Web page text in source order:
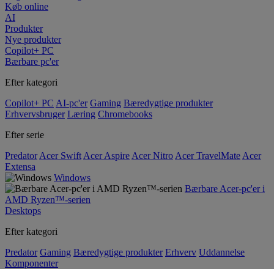
Køb online
AI
Produkter
Nye produkter
Copilot+ PC
Bærbare pc'er
Efter kategori
Copilot+ PC AI-pc'er Gaming Bæredygtige produkter
Erhvervsbruger Læring Chromebooks
Efter serie
Predator Acer Swift Acer Aspire Acer Nitro Acer TravelMate Acer
Extensa
Windows
Bærbare Acer-pc'er i
AMD Ryzen™-serien
Desktops
Efter kategori
Predator Gaming Bæredygtige produkter Erhverv Uddannelse
Komponenter